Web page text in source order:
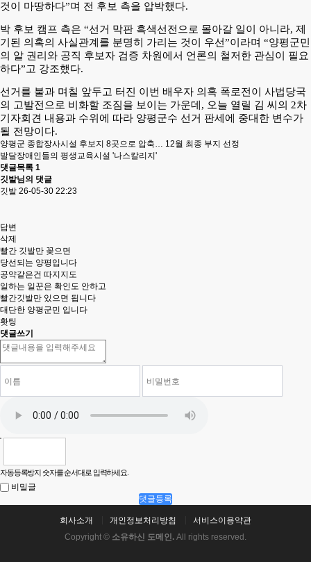
것이 마땅하다”며 전 후보 측을 압박했다.
박 후보 캠프 측은 “선거 막판 흑색선전으로 몰아갈 일이 아니라, 제
기된 의혹의 사실관계를 분명히 가리는 것이 우선”이라며 “양평군민
의 알 권리와 공직 후보자 검증 차원에서 언론의 철저한 관심이 필요
하다”고 강조했다.
선거를 불과 며칠 앞두고 터진 이번 배우자 의혹 폭로전이 사법당국
의 고발전으로 비화할 조짐을 보이는 가운데, 오늘 열릴 김 씨의 2차
기자회견 내용과 수위에 따라 양평군수 선거 판세에 중대한 변수가
될 전망이다.
양평군 종합장사시설 후보지 8곳으로 압축… 12월 최종 부지 선정
발달장애인들의 평생교육시설 '나스칼리지'
댓글목록 1
깃발님의 댓글
깃발 26-05-30 22:23
답변
삭제
빨간 깃발만 꽂으면
당선되는 양평입니다
공약같은건 따지지도
일하는 일꾼은 확인도 안하고
빨간깃발만 있으면 됩니다
대단한 양평군민 입니다
홧팅
댓글쓰기
자동등록방지 숫자를 순서대로 입력하세요.
비밀글
댓글등록
회사소개 개인정보처리방침
서비스이용약관
Copyright © 소유하신 도메인. All rights reserved.